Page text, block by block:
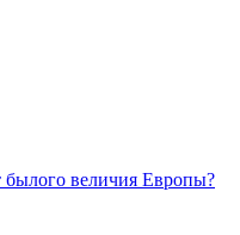
величия Европы?